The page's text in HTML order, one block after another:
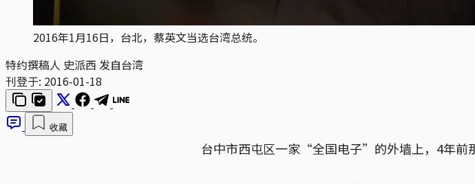
2016年1月16日，台北，蔡英文当选台湾总统。
特约撰稿人 史派西 发自台湾
刊登于: 2016-01-18
收藏
台中市西屯区一家“全国电子”的外墙上，4年前